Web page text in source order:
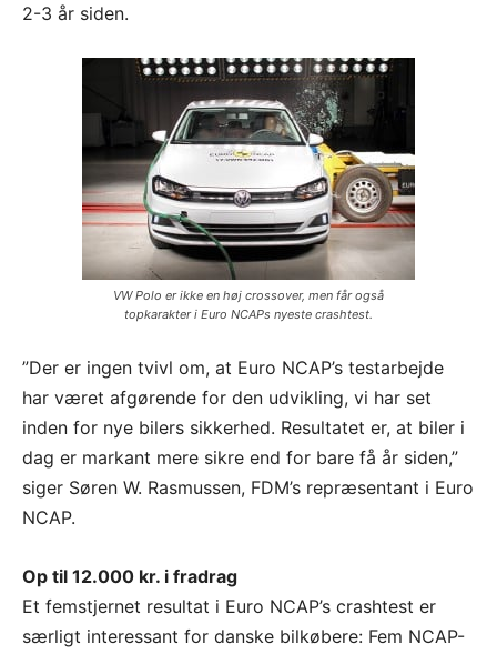
2-3 år siden.
VW Polo er ikke en høj crossover, men får også
topkarakter i Euro NCAPs nyeste crashtest.
”Der er ingen tvivl om, at Euro NCAP’s testarbejde
har været afgørende for den udvikling, vi har set
inden for nye bilers sikkerhed. Resultatet er, at biler i
dag er markant mere sikre end for bare få år siden,”
siger Søren W. Rasmussen, FDM’s repræsentant i Euro
NCAP.
Op til 12.000 kr. i fradrag
Et femstjernet resultat i Euro NCAP’s crashtest er
særligt interessant for danske bilkøbere: Fem NCAP-